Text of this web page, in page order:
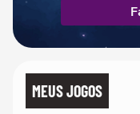
MEUS JOGOS